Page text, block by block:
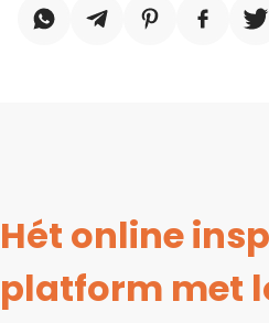
Hét online
platform met